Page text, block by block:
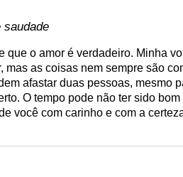
com sentimentos tão complexos
mensagens de amor e saudade
saudade
que o amor é verdadeiro. Minha
mas as coisas nem sempre são
afastar duas pessoas, mesmo
O tempo pode não ter sido
você com carinho e com a